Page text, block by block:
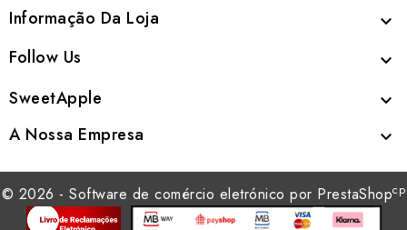
Informação Da Loja 
Follow Us 
SweetApple 
A Nossa Empresa 
© 2026 - Software de comércio eletrónico por PrestaShopcp